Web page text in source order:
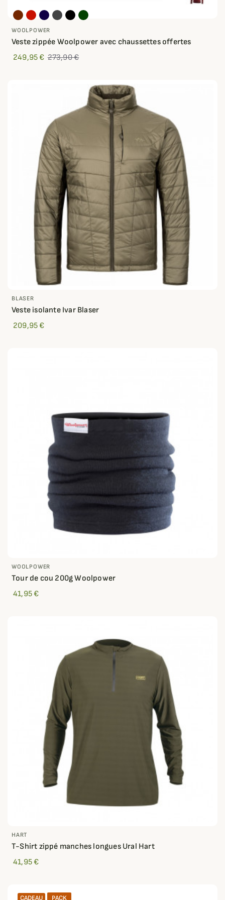
WOOLPOWER
Veste zippée Woolpower avec chaussettes offertes
249,95 € 273,90 €
BLASER
Veste isolante Ivar Blaser
209,95 €
WOOLPOWER
Tour de cou 200g Woolpower
41,95 €
HART
T-Shirt zippé manches longues Ural Hart
41,95 €
CADEAU PACK